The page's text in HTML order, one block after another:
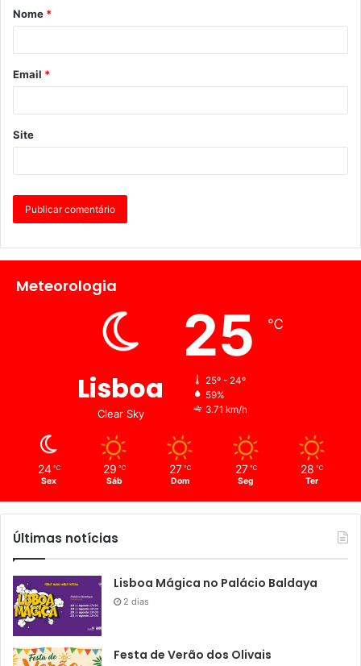
Nome *
Email *
Site
Meteorologia
Lisboa
Clear Sky
25 ℃
25º - 24º
59%
3.71 km/h
24 ℃
Sex
29 ℃
Sáb
27 ℃
Dom
27 ℃
Seg
28 ℃
Ter
Últimas notícias
Lisboa Mágica no Palácio Baldaya
2 dias
Festa de Verão dos Olivais